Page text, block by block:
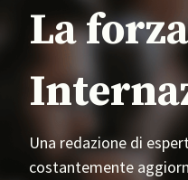
La
Una redazione di
costantemente